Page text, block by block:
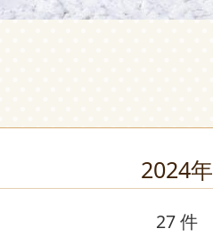
2024年
27 件